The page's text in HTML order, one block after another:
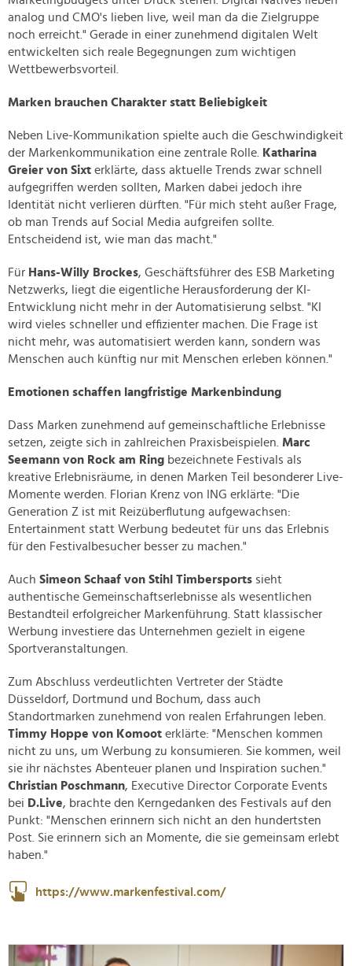
analog und CMO's lieben live, weil man da die Zielgruppe
noch erreicht." Gerade in einer zunehmend digitalen Welt
entwickelten sich reale Begegnungen zum wichtigen
Wettbewerbsvorteil.
Marken brauchen Charakter statt Beliebigkeit
Neben Live-Kommunikation spielte auch die Geschwindigkeit
der Markenkommunikation eine zentrale Rolle.
Katharina
Greier von Sixt erklärte, dass aktuelle Trends zwar schnell
aufgegriffen werden sollten, Marken dabei jedoch ihre
Identität nicht verlieren dürften. "Für mich steht außer Frage,
ob man Trends auf Social Media aufgreifen sollte.
Entscheidend ist, wie man das macht."
Für Hans-Willy Brockes, Geschäftsführer des ESB Marketing
Netzwerks, liegt die eigentliche Herausforderung der KI-
Entwicklung nicht mehr in der Automatisierung selbst. "KI
wird vieles schneller und effizienter machen. Die Frage ist
nicht mehr, was automatisiert werden kann, sondern was
Menschen auch künftig nur mit Menschen erleben können."
Emotionen schaffen langfristige Markenbindung
Dass Marken zunehmend auf gemeinschaftliche Erlebnisse
setzen, zeigte sich in zahlreichen Praxisbeispielen. Marc
Seemann von Rock am Ring bezeichnete Festivals als
kreative Erlebnisräume, in denen Marken Teil besonderer Live-
Momente werden. Florian Krenz von ING erklärte: "Die
Generation Z ist mit Reizüberflutung aufgewachsen:
Entertainment statt Werbung bedeutet für uns das Erlebnis
für den Festivalbesucher besser zu machen."
Auch Simeon Schaaf von Stihl Timbersports sieht
authentische Gemeinschaftserlebnisse als wesentlichen
Bestandteil erfolgreicher Markenführung. Statt klassischer
Werbung investiere das Unternehmen gezielt in eigene
Sportveranstaltungen.
Zum Abschluss verdeutlichten Vertreter der Städte
Düsseldorf, Dortmund und Bochum, dass auch
Standortmarken zunehmend von realen Erfahrungen leben.
Timmy Hoppe von Komoot erklärte: "Menschen kommen
nicht zu uns, um Werbung zu konsumieren. Sie kommen, weil
sie ihr nächstes Abenteuer planen und Inspiration suchen."
Christian Poschmann, Executive Director Corporate Events
bei D.Live, brachte den Kerngedanken des Festivals auf den
Punkt: "Menschen erinnern sich nicht an den hundertsten
Post. Sie erinnern sich an Momente, die sie gemeinsam erlebt
haben."
https://www.markenfestival.com/